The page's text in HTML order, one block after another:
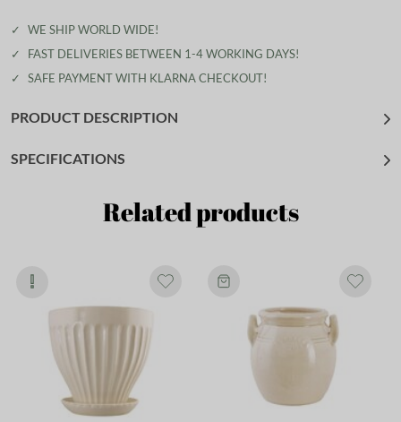
✓
WE SHIP WORLD WIDE!
✓
FAST DELIVERIES BETWEEN 1-4 WORKING DAYS!
✓
SAFE PAYMENT WITH KLARNA CHECKOUT!
PRODUCT DESCRIPTION
SPECIFICATIONS
Related products